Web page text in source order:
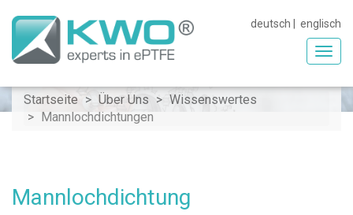
deutsch englisch
Startseite Über Uns
Wissenswertes
Mannlochdichtungen
Mannlochdichtung